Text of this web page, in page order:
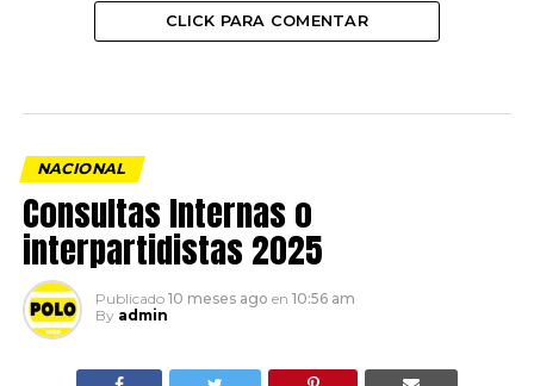
CLICK PARA COMENTAR
NACIONAL
Consultas Internas o
interpartidistas 2025
Publicado 10 meses ago en 10:56 am
By admin